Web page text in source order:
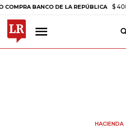
DE LA REPÚBLICA $ 408.498,97
HACIENDA